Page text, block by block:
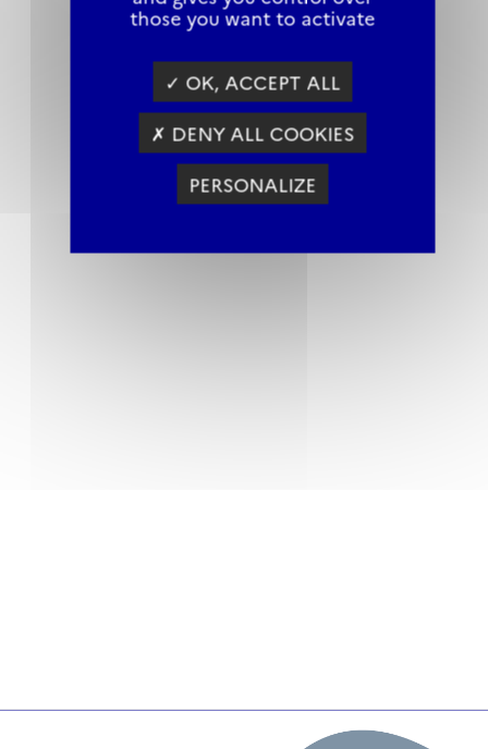
those you want to activate
✓ OK, ACCEPT ALL
✗ DENY ALL COOKIES
PERSONALIZE